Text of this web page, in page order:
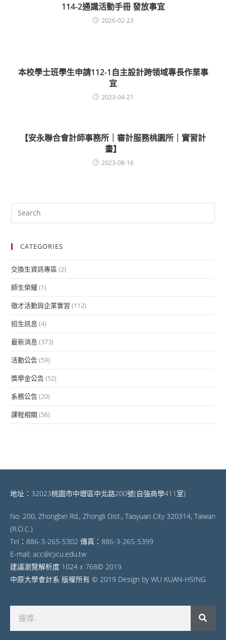
114-2通識活動手冊 發放事宜
2026-02-23
本校學士班學生申請112-1自主設計跨領域專長作業事
宜
2023-04-21
【安永聯合會計師事務所｜審計服務桃園所｜實習計
畫】
2023-08-16
CATEGORIES
交換生資訊專區 (2)
師生榮耀(1)
徵才活動與企業實習 (112)
招生訊息 (4)
最新消息 (373)
活動公告(59)
獎學金公告(52)
系務公告(20)
課程相關 (56)
地址：32023桃園市中壢區中北路200號(自強商學411室)
No. 200, Zhongbei Rd., Zhongli Dist., Taoyuan City 320314, Taiwan
(R.O.C.)
Tel：886-3-265-5302 傳真：886-3-265-5399
E-mail: acc@cycu.edu.tw
建議瀏覽解析度 1024 x 768© 2019
中原大學會計系 版權所有 © 2019 Design by WU KUAN-HSING